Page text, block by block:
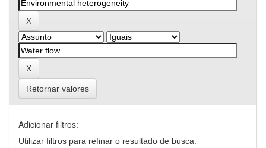
Retornar valores
Adicionar filtros:
Utilizar filtros para refinar o resultado de busca.